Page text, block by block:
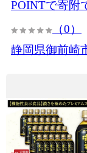
POINTで寄附
（0）
静岡県御前崎